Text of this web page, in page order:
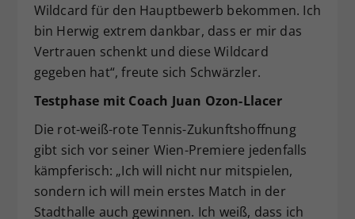
Wildcard für den Hauptbewerb bekommen. Ich
bin Herwig extrem dankbar, dass er mir das
Vertrauen schenkt und diese Wildcard
gegeben hat“, freute sich Schwärzler.
Testphase mit Coach Juan Ozon-Llacer
Die rot-weiß-rote Tennis-Zukunftshoffnung
gibt sich vor seiner Wien-Premiere jedenfalls
kämpferisch: „Ich will nicht nur mitspielen,
sondern ich will mein erstes Match in der
Stadthalle auch gewinnen. Ich weiß, dass ich